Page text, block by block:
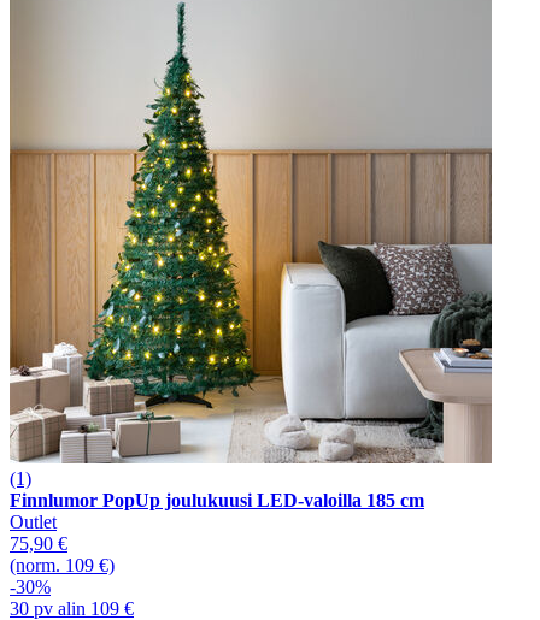
(1)
Finnlumor PopUp joulukuusi LED-valoilla 185 cm
Outlet
75,90 €
(norm. 109 €)
-30%
30 pv alin 109 €